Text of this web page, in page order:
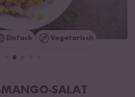
Einfach Vegetarisch
MANGO-SALAT